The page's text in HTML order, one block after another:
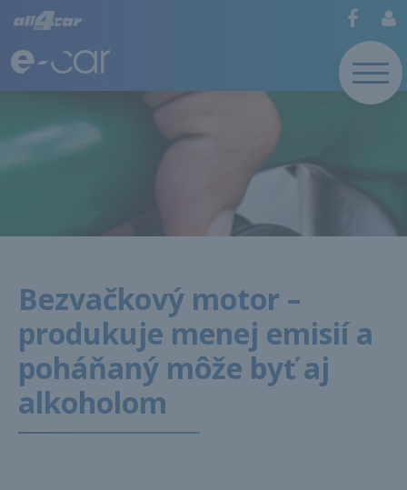
Bezvačkový motor –
produkuje menej emisií a
poháňaný môže byť aj
alkoholom